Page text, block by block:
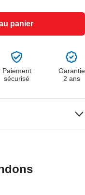
panier
Paiement
sécurisé
Garantie
2 ans